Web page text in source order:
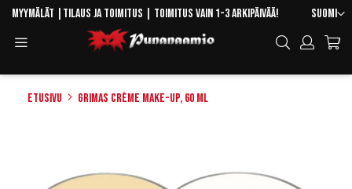
Skip
Content
Kieli
Suomi
Myymälät Tilaus ja toimitus | Toimitus vain 1-3 arkipäivää!
Hae
Etusivu Grimas Crème Make-Up, 60 ml